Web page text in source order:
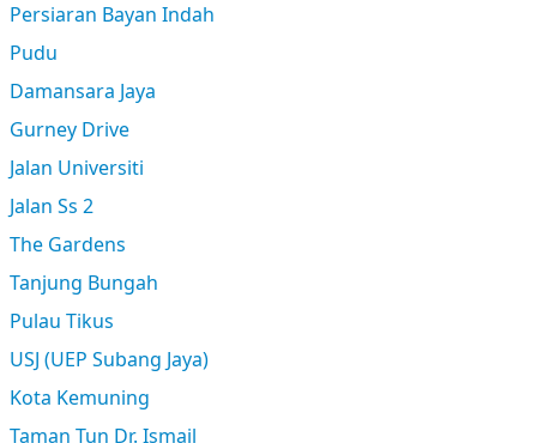
Persiaran Bayan Indah
Pudu
Damansara Jaya
Gurney Drive
Jalan Universiti
Jalan Ss 2
The Gardens
Tanjung Bungah
Pulau Tikus
USJ (UEP Subang Jaya)
Kota Kemuning
Taman Tun Dr. Ismail